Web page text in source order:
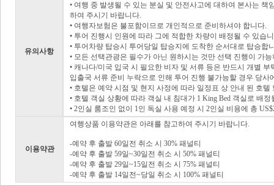
유의사항
• 여행 중 발생될 수 있는 분실 및 안전사고에 대하여 본사는
하여 주시기 바랍니다.
• 여행자보험은 불포함이므로 개인적으로 준비하셔야 합니다.
• 투어 진행시 인원에 따라 그에 적합한 차량이 배정될 수 있습
• 투어차량 탑승시 투어당일 탑승지에 도착한 순서대로 탑승합
• 모든 선택관광은 필수가 아닌 원하시는 것만 선택 진행이 가
• 캐나다/미국 입국 시 필요한 비자 및 서류 등은 반드시 개별 부
입출국 서류 준비 누락으로 인해 투어 진행 불가능할 경우 당
• 호텔은 예약 시점 및 현지 사정에 따라 일정표 상 안내 된 호
• 호텔 객실 상황에 따라 객실 내 침대가 1 King Bed 객실로 배
• 2인실 룸조인 없이 1인 독실 사용 예정 시 2인실 비용에 총
이용약관
여행상품 이용약관은 아래를 참고하여 주시기 바랍니다.
-예약 후 출발 60일전 취소 시 30% 패널티
-예약 후 출발 59일~30일전 취소 시 50% 패널티
-예약 후 출발 29일~15일전 취소 시 75% 패널티
-예약 후 출발 14일전~당일 취소 시 100% 패널티